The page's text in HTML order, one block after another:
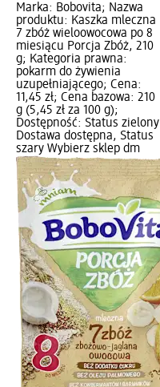
Marka: Bobovita; Nazwa
produktu: Kaszka mleczna
7 zbóż wieloowocowa po 8
miesiącu Porcja Zbóż, 210
g; Kategoria prawna:
pokarm do żywienia
uzupełniającego; Cena:
11,45 zł; Cena bazowa: 210
g (5,45 zł za 100 g);
Dostępność: Status zielony
Dostawa dostępna, Status
szary Wybierz sklep dm